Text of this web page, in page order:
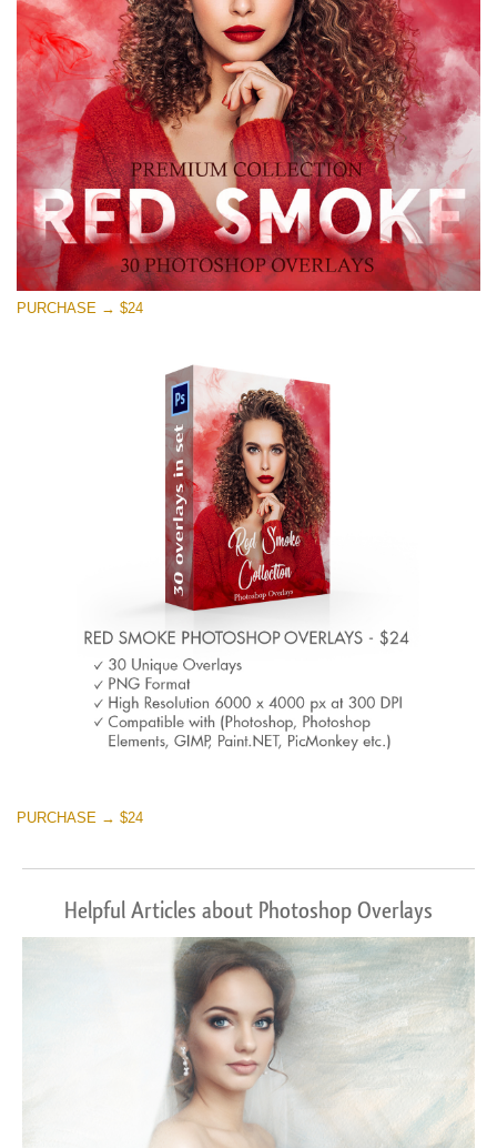
(1783 Overlays)
Large 6000*4000px
무료 다운로드
PURCHASE → $24
PURCHASE → $24
Helpful Articles about Photoshop Overlays